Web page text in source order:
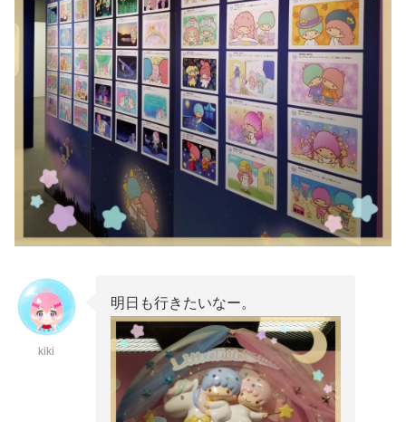
kiki
明日も行きたいなー。